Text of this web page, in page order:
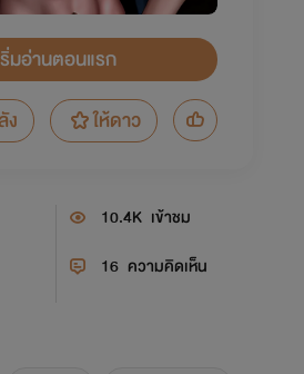
ริ่มอ่านตอนแรก
ง
ให้ดาว
10.4K เข้าชม
16 ความคิดเห็น